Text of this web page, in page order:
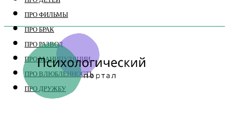
ПРО ФИЛЬМЫ
ПРО БРАК
ПРО РАЗВОД
ПРО МАНИПУЛЯЦИИ
ПРО ВЛЮБЛЕННОСТЬ
ПРО ДРУЖБУ